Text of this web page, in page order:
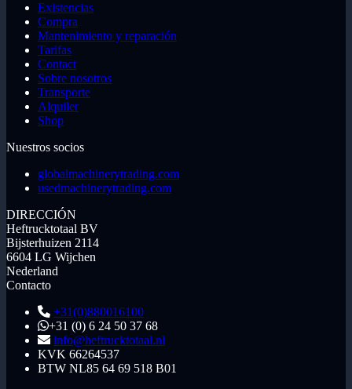
Existencias
Compra
Mantenimiento y reparación
Tarifas
Contact
Sobre nosotros
Transporte
Alquiler
Shop
Nuestros socios
globalmachinerytrading.com
usedmachinerytrading.com
DIRECCIÓN
Heftrucktotaal BV
Bijsterhuizen 2114
6604 LG Wijchen
Nederland
Contacto
+31(0)880016100
+31 (0) 6 24 50 37 68
info@heftrucktotaal.nl
KVK 66264537
BTW NL85 64 69 518 B01